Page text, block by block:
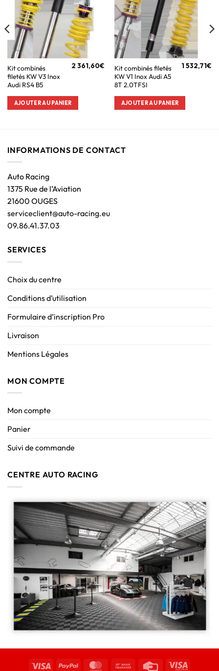
Kit combinés
filetés KW V3 Inox
Audi RS4 B5
2 361,60€
AJOUTER AU PANIER
Kit combinés filetés
KW V1 Inox Audi A5
8T 2.0TFSI
1 532,71€
AJOUTER AU PANIER
INFORMATIONS DE CONTACT
Auto Racing
1375 Rue de l’Aviation
21600 OUGES
serviceclient@auto-racing.eu
09.86.41.37.03
SERVICES
Choix du centre
Conditions d’utilisation
Formulaire d’inscription Pro
Livraison
Mentions Légales
MON COMPTE
Mon compte
Panier
Suivi de commande
CENTRE AUTO RACING